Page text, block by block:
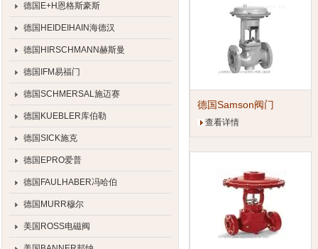
德国E+H恩格斯豪斯
德国HEIDEIHAIN海德汉
德国HIRSCHMANN赫斯曼
德国IFM易福门
德国SCHMERSAL施迈赛
德国KUEBLER库伯勒
德国SICK施克
德国EPRO爱普
德国FAULHABER冯哈伯
德国MURR穆尔
美国ROSS电磁阀
德国Samson阀门
查看详情